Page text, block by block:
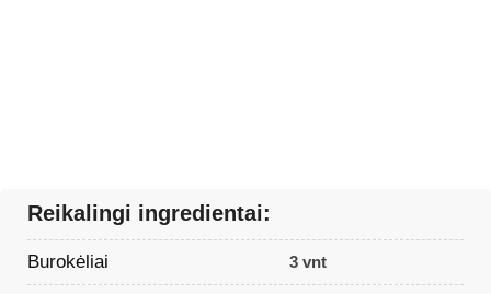
Reikalingi ingredientai:
Burokėliai 3 vnt